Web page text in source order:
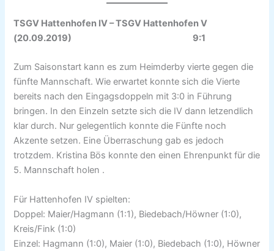
TSGV Hattenhofen IV – TSGV Hattenhofen V
(20.09.2019) 9:1
Zum Saisonstart kann es zum Heimderby vierte gegen die
fünfte Mannschaft. Wie erwartet konnte sich die Vierte
bereits nach den Eingagsdoppeln mit 3:0 in Führung
bringen. In den Einzeln setzte sich die IV dann letzendlich
klar durch. Nur gelegentlich konnte die Fünfte noch
Akzente setzen. Eine Überraschung gab es jedoch
trotzdem. Kristina Bös konnte den einen Ehrenpunkt für die
5. Mannschaft holen .
Für Hattenhofen IV spielten:
Doppel: Maier/Hagmann (1:1), Biedebach/Höwner (1:0),
Kreis/Fink (1:0)
Einzel: Hagmann (1:0), Maier (1:0), Biedebach (1:0), Höwner